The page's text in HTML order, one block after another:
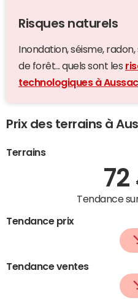
Risques naturels
Inondation, séisme, radon,
de forêt... quels sont les
technologiques à Aussac
Prix des terrains à
Terrains
72
Tendance
Tendance prix
Tendance ventes